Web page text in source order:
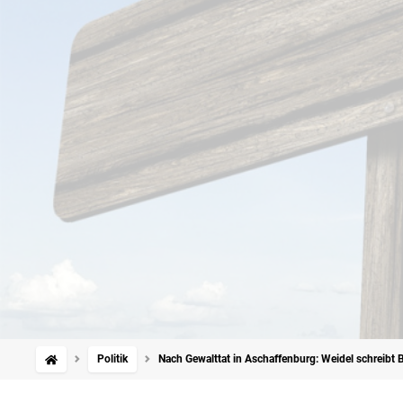
Politik Nach Gewalttat in Aschaffenburg: Weidel schreibt